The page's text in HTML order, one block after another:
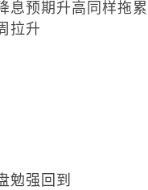
息预期升高同样拖累
拉升
勉强回到